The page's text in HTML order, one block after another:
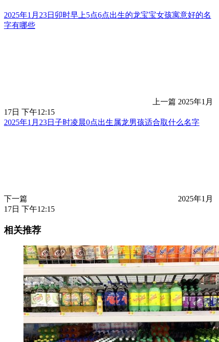
2025年1月23日卯时早上5点6点出生的龙宝宝女孩寓意好的名
字有哪些
上一篇 2025年1月
17日 下午12:15
2025年1月23日子时凌晨0点出生属龙男孩适合取什么名字
下一篇
2025年1月
17日 下午12:15
相关推荐